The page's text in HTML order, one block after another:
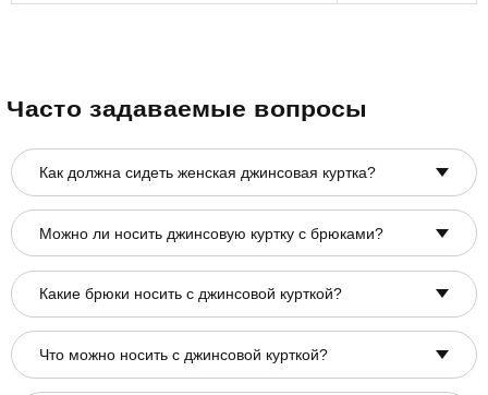
Часто задаваемые вопросы
Как должна сидеть женская джинсовая куртка?
Можно ли носить джинсовую куртку с брюками?
Какие брюки носить с джинсовой курткой?
Что можно носить с джинсовой курткой?